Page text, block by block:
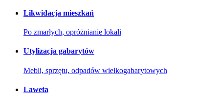
Likwidacja mieszkań
Po zmarłych, opróżnianie lokali
Utylizacja gabarytów
Mebli, sprzętu, odpadów wielkogabarytowych
Laweta